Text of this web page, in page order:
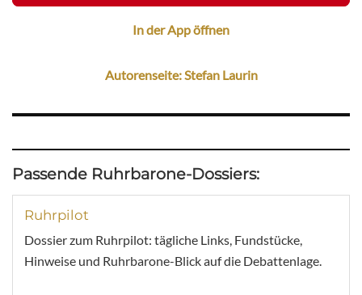
In der App öffnen
Autorenseite: Stefan Laurin
Passende Ruhrbarone-Dossiers:
Ruhrpilot
Dossier zum Ruhrpilot: tägliche Links, Fundstücke,
Hinweise und Ruhrbarone-Blick auf die Debattenlage.